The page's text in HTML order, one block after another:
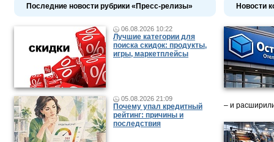
Последние новости рубрики «Пресс-релизы»
06.08.2026 10:22
Лучшие категории для
поиска скидок: продукты,
игры, маркетплейсы
05.08.2026 21:09
Почему упал кредитный
рейтинг: причины и
последствия
Новости
– и